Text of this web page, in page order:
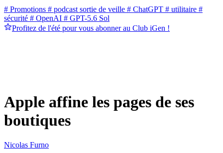
# Promotions # podcast sortie de veille # ChatGPT # utilitaire #
sécurité # OpenAI # GPT-5.6 Sol
Profitez de l'été pour vous abonner au Club iGen !
Apple affine les pages de ses
boutiques
Nicolas Furno